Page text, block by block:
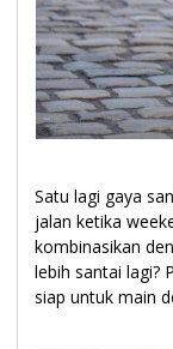
Satu lagi gaya
jalan ketika
kombinasikan
lebih santai lagi?
siap untuk main